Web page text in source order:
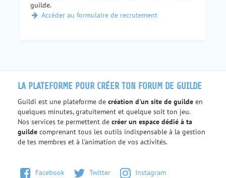
guilde.
Accéder au formulaire de recrutement
LA PLATEFORME POUR CRÉER TON FORUM DE GUILDE
Guildi est une plateforme de création d'un site de guilde en
quelques minutes, gratuitement et quelque soit ton jeu.
Nos services te permettent de créer un espace dédié à ta
guilde comprenant tous les outils indispensable à la gestion
de tes membres et à l'animation de vos activités.
Facebook Twitter Instagram